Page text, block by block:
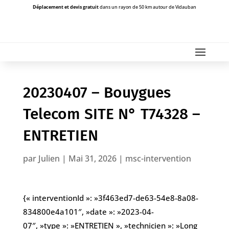
Déplacement et devis gratuitdans un rayon de 50 km autour de Vidauban
20230407 – Bouygues
Telecom SITE N° T74328 –
ENTRETIEN
par Julien | Mai 31, 2026| msc-intervention
{« interventionId »: »3f463ed7-de63-54e8-8a08-
834800e4a101″, »date »: »2023-04-
07″, »type »: »ENTRETIEN », »technicien »: »Long